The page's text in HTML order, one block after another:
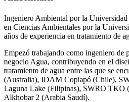
Ingeniero Ambiental por la
en Ciencias Ambientales por la
años de experiencia en tratamiento de
Empezó trabajando como ingeniero de
negocio Agua, contribuyendo en el
tratamiento de agua entre las que se
(Australia), IDAM Copiapó (Chile),
Laguna Lake (Filipinas), SWRO TKO
Alkhobar 2 (Arabia Saudí).